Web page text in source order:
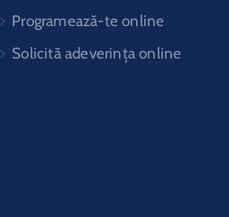
Programează-te online
Solicită adeverința online